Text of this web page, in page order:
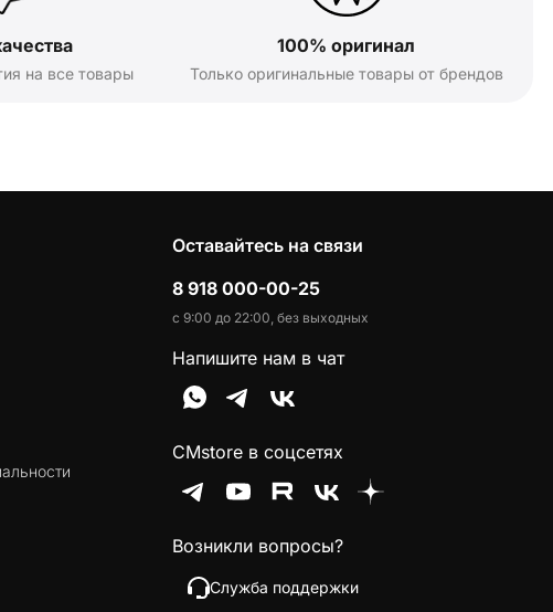
на все товары
100% оригинал
Только оригинальные товары от брендов
Оставайтесь на связи
8 918 000-00-25
с 9:00 до 22:00, без выходных
Напишите нам в чат
CMstore в соцсетях
Возникли вопросы?
Служба поддержки